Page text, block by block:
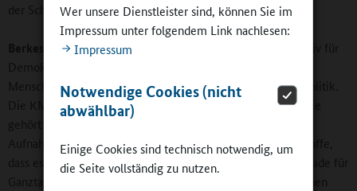
Wer unsere Dienstleister sind, können Sie im
Impressum unter folgendem Link nachlesen:
Impressum
Notwendige Cookies (nicht
abwählbar)
Einige Cookies sind technisch notwendig, um
die Seite vollständig zu nutzen.
der Schule herausgegeben. Wie schätzen Sie dies ein?
Berkessel:Das Bewusstsein, dass es wichtig ist, sich proaktiv für
Demokratie und für die Verwirklichung der Kinder- und
Menschenrechte einzusetzen, ist gewachsen, auch in der Politik.
Die KMK-Empfehlung ist ein Beleg für diese Fortschritte. Sie
gehört zu einer Reihe weiterer Initiativen, wie etwa die zur
Aufnahme der Kinderrechte ins Grundgesetz, von der ich hoffe,
dass es nach vielen Jahren damit jetzt endlich was wird. Gerade für
Ganztagsschulen, die sich ja nach außen öffnen sollen, können